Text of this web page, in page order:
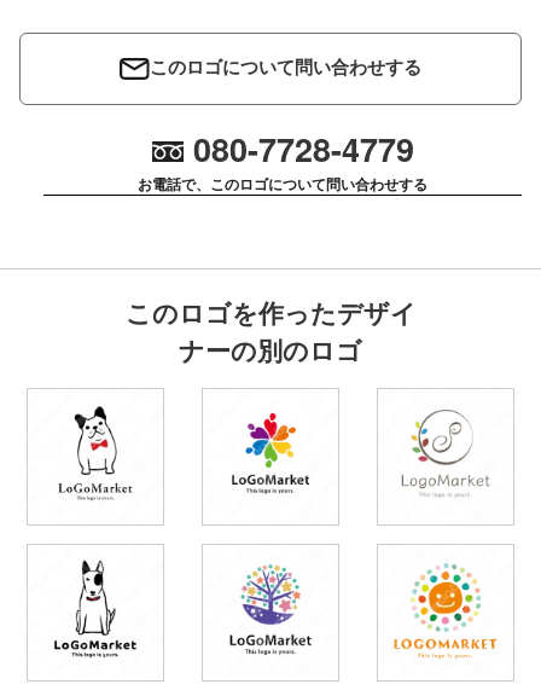
このロゴについて問い合わせする
080-7728-4779
お電話で、このロゴについて問い合わせする
このロゴを作ったデザイ
ナーの別のロゴ